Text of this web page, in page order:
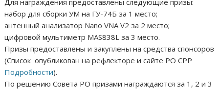
набор для сборки УМ на ГУ-74Б за 1 место;
антенный анализатор Nano VNA V2 за 2 место;
цифровой мультиметр MAS838L за 3 место.
Призы предоставлены и закуплены на средства спонсоров
(Список опубликован на рефлекторе и сайте РО СРР
Подробности).
По решению Совета РО призами награждаются за 1, 2 и 3